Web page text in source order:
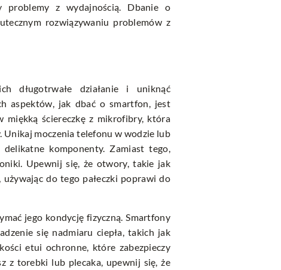
problemy z wydajnością. Dbanie o
rozwiązywaniu problemów z
długotrwałe działanie i uniknąć
aspektów, jak dbać o smartfon, jest
miękką ściereczkę z mikrofibry, która
moczenia telefonu w wodzie lub
komponenty. Zamiast tego,
Upewnij się, że otwory, takie jak
używając do tego pałeczki poprawi do
jego kondycję fizyczną. Smartfony
się nadmiaru ciepła, takich jak
etui ochronne, które zabezpieczy
z torebki lub plecaka, upewnij się, że